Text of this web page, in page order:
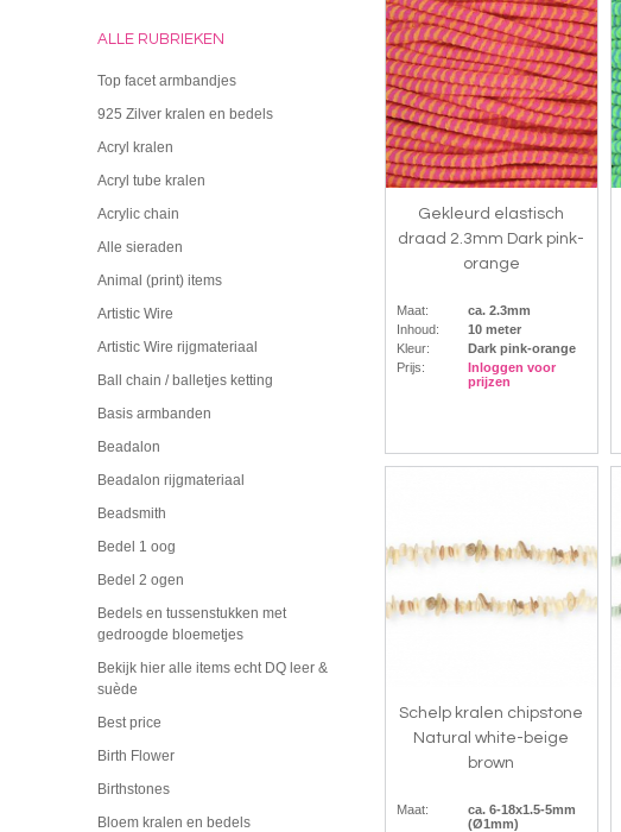
ALLE RUBRIEKEN
Top facet armbandjes
925 Zilver kralen en bedels
Acryl kralen
Acryl tube kralen
Acrylic chain
Alle sieraden
Animal (print) items
Artistic Wire
Artistic Wire rijgmateriaal
Ball chain / balletjes ketting
Basis armbanden
Beadalon
Beadalon rijgmateriaal
Beadsmith
Bedel 1 oog
Bedel 2 ogen
Bedels en tussenstukken met
gedroogde bloemetjes
Bekijk hier alle items echt DQ leer &
suède
Best price
Birth Flower
Birthstones
Bloem kralen en bedels
Gekleurd elastisch
draad 2.3mm Dark pink-
orange
Maat:
ca. 2.3mm
Inhoud:
10 meter
Kleur:
Dark pink-orange
Prijs:
Inloggen voor
prijzen
Schelp kralen chipstone
Natural white-beige
brown
Maat:
ca. 6-18x1.5-5mm
(Ø1mm)